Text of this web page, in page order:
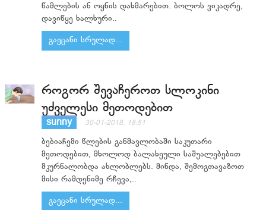
წამლების ან ოყნის დახმარებით. ბოლოს ვიკადრე,
დავიწყე ხალხური..
გაეცანი სრულად...
როგორ შევაჩეროთ სლოკინი
უძველესი მეთოდებით
sunny 30-01-2018, 18:51
ბებიაჩემი წლების განმავლობაში საკუთარი
მეთოდებით, მხოლოდ ბალახეული საშუალებებით
მკურნალობდა ახლობლებს. მინდა, შემოგთავაზოთ
მისი რამდენიმე რჩევა,..
გაეცანი სრულად...